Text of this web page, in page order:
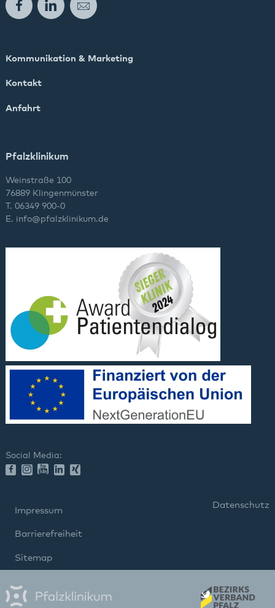
FacebookLinkedInE-Mail
Kommunikation & Marketing
Kontakt
Anfahrt
Pfalzklinikum
Weinstraße 100
76889 Klingenmünster
T. 06349 900-0
E. info@pfalzklinikum.de
Social Media:
Impressum
Datenschutz
Barrierefreiheit
Sitemap